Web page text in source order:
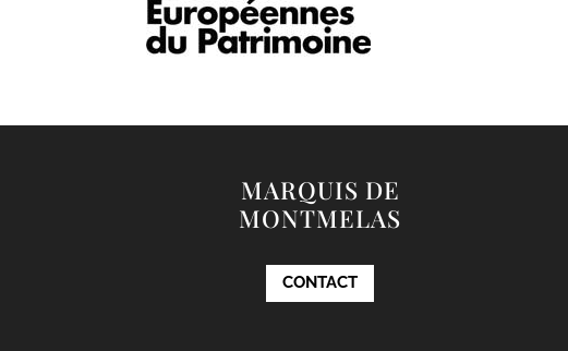
MARQUIS DE
MONTMELAS
CONTACT